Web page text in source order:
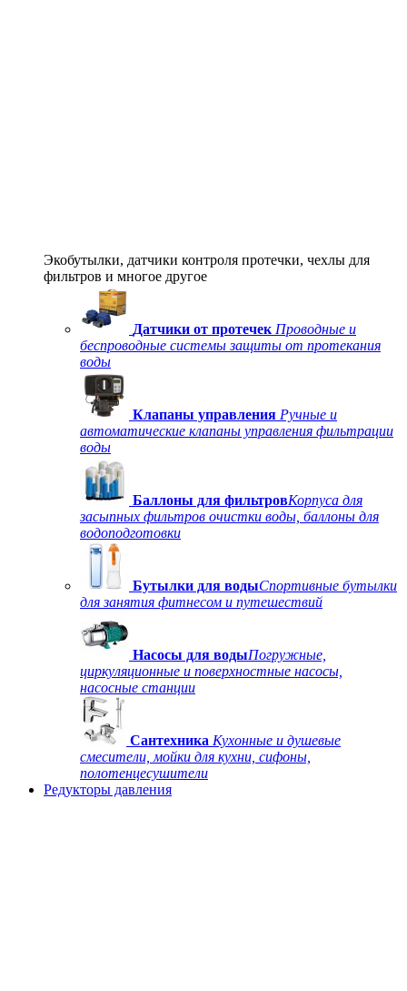
Экобутылки, датчики контроля протечки, чехлы для
фильтров и многое другое
Датчики от протечек Проводные и
беспроводные системы защиты от протекания
воды
Клапаны управления Ручные и
автоматические клапаны управления фильтрации
воды
Баллоны для фильтровКорпуса для
засыпных фильтров очистки воды, баллоны для
водоподготовки
Бутылки для водыСпортивные бутылки
для занятия фитнесом и путешествий
Насосы для водыПогружные,
циркуляционные и поверхностные насосы,
насосные станции
Сантехника Кухонные и душевые
смесители, мойки для кухни, сифоны,
полотенцесушители
Редукторы давления